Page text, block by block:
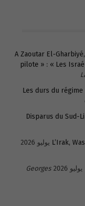
A Zaoutar El-
pilote » : « Les
Les durs du
Disparus du Sud-
L’Irak,
Georges